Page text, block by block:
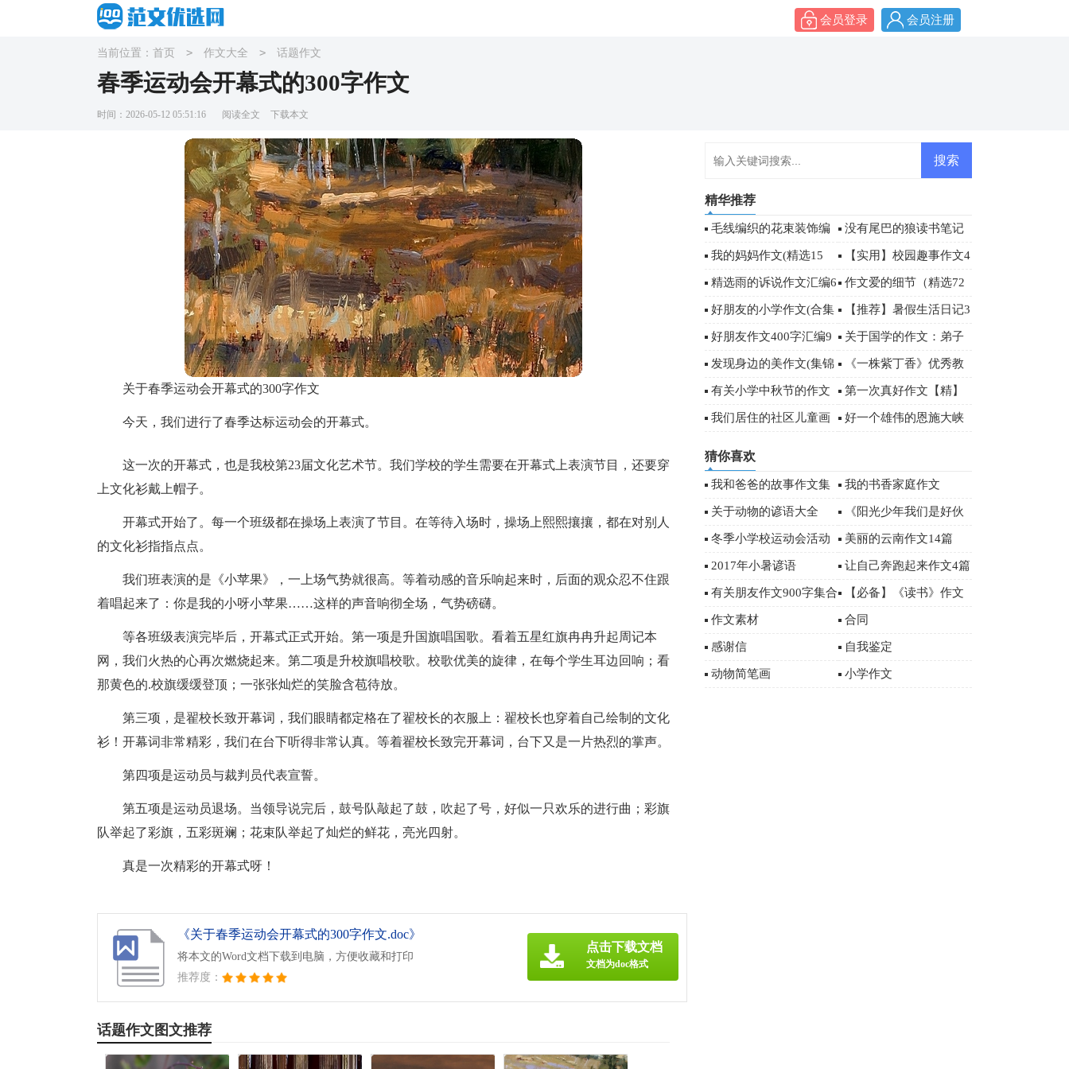
会员登录 会员注册
当前位置： 首页 > 作文大全 > 话题作文
春季运动会开幕式的300字作文
时间：2026-05-12 05:51:16 阅读全文 下载本文
关于春季运动会开幕式的300字作文
今天，我们进行了春季达标运动会的开幕式。
这一次的开幕式，也是我校第23届文化艺术节。我们学校的学生需要在开幕式上表演节目，还要穿
上文化衫戴上帽子。
开幕式开始了。每一个班级都在操场上表演了节目。在等待入场时，操场上熙熙攘攘，都在对别人
的文化衫指指点点。
我们班表演的是《小苹果》，一上场气势就很高。等着动感的音乐响起来时，后面的观众忍不住跟
着唱起来了：你是我的小呀小苹果……这样的声音响彻全场，气势磅礴。
等各班级表演完毕后，开幕式正式开始。第一项是升国旗唱国歌。看着五星红旗冉冉升起周记本
网，我们火热的心再次燃烧起来。第二项是升校旗唱校歌。校歌优美的旋律，在每个学生耳边回响；看
那黄色的.校旗缓缓登顶；一张张灿烂的笑脸含苞待放。
第三项，是翟校长致开幕词，我们眼睛都定格在了翟校长的衣服上：翟校长也穿着自己绘制的文化
衫！开幕词非常精彩，我们在台下听得非常认真。等着翟校长致完开幕词，台下又是一片热烈的掌声。
第四项是运动员与裁判员代表宣誓。
第五项是运动员退场。当领导说完后，鼓号队敲起了鼓，吹起了号，好似一只欢乐的进行曲；彩旗
队举起了彩旗，五彩斑斓；花束队举起了灿烂的鲜花，亮光四射。
真是一次精彩的开幕式呀！
《关于春季运动会开幕式的300字作文.doc》
将本文的Word文档下载到电脑，方便收藏和打印
推荐度：
点击下载文档
文档为doc格式
话题作文图文推荐
精华推荐
毛线编织的花束装饰编
织教程图解
没有尾巴的狼读书笔记
摘抄
我的妈妈作文(精选15
篇)
【实用】校园趣事作文4
篇
精选雨的诉说作文汇编6
篇
作文爱的细节（精选72
篇）
好朋友的小学作文(合集
15篇)
【推荐】暑假生活日记3
篇
好朋友作文400字汇编9
篇
关于国学的作文：弟子
规读后感800字
发现身边的美作文(集锦
15篇)
《一株紫丁香》优秀教
学设计
有关小学中秋节的作文
500字三篇
第一次真好作文【精】
我们居住的社区儿童画 好一个雄伟的恩施大峡
猜你喜欢
我和爸爸的故事作文集
锦15篇
我的书香家庭作文
关于动物的谚语大全 《阳光少年我们是好伙
伴》优秀作文
冬季小学校运动会活动
总结范文（通用5篇）
美丽的云南作文14篇
2017年小暑谚语 让自己奔跑起来作文4篇
有关朋友作文900字集合
五篇
【必备】《读书》作文
500字汇编五篇
作文素材 合同
感谢信 自我鉴定
动物简笔画 小学作文